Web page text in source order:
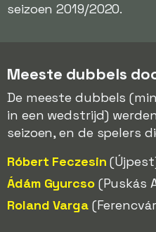
seizoen 2019/2020.
Meeste dubbels
De meeste dubbels
in een wedstrijd) werden
seizoen, en de spelers
Róbert Feczesin
Ádám Gyurcso(Puskás
Roland Varga